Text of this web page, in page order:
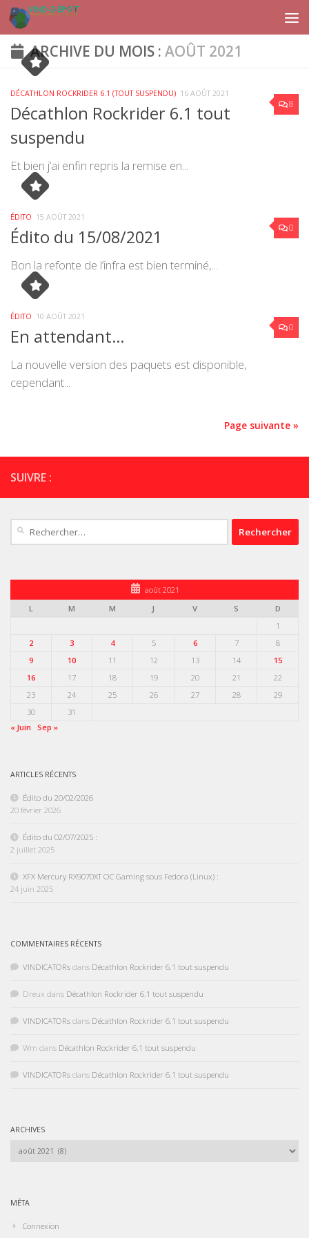
Skip to content
ARCHIVE DU MOIS : AOÛT 2021
8
DÉCATHLON ROCKRIDER 6.1 (TOUT SUSPENDU) 16 AOÛT 2021
Décathlon Rockrider 6.1 tout
suspendu
Et bien j’ai enfin repris la remise en...
0
ÉDITO 15 AOÛT 2021
Édito du 15/08/2021
Bon la refonte de l’infra est bien terminé,...
0
ÉDITO 10 AOÛT 2021
En attendant…
La nouvelle version des paquets est disponible,
cependant...
Page suivante »
SUIVRE :
Rechercher :
août 2021
L
M M J V S
D
1
2
3 4 5 6 7
8
9
10 11 12 13 14
15
16
17 18 19 20 21
22
23
24 25 26 27 28
29
30
31
« Juin
Sep »
ARTICLES RÉCENTS
Édito du 20/02/2026
20 février 2026
Édito du 02/07/2025 :
2 juillet 2025
XFX Mercury RX9070XT OC Gaming sous Fedora (Linux) :
24 juin 2025
COMMENTAIRES RÉCENTS
VINDICATORs dans Décathlon Rockrider 6.1 tout suspendu
Dreux dans Décathlon Rockrider 6.1 tout suspendu
VINDICATORs dans Décathlon Rockrider 6.1 tout suspendu
Wm dans Décathlon Rockrider 6.1 tout suspendu
VINDICATORs dans Décathlon Rockrider 6.1 tout suspendu
ARCHIVES
MÉTA
Connexion